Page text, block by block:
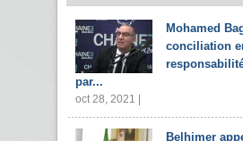
Mohamed
conciliation
par...
oct 28, 2021 |
Belhimer